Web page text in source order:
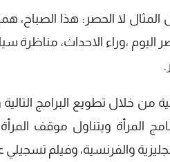
لا الحصر: هذا الصباح،
اليوم ،وراء الاحداث، مناظرة
من خلال تطويع البرامج
المرأة ويتناول موقف
والفرنسية، وفيلم